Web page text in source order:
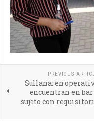
PREVIOUS
Sullana: en
encuentran en bar
sujeto con